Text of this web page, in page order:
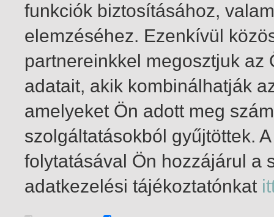
1-1 / összesen 1 találat
funkciók biztosításához,
elemzéséhez. Ezenkívül
partnereinkkel megosztjuk
adatait, akik kombinálhatják
amelyeket Ön adott meg
szolgáltatásokból gyűjtöttek.
folytatásával Ön hozzájárul a
adatkezelési tájékoztatónkat